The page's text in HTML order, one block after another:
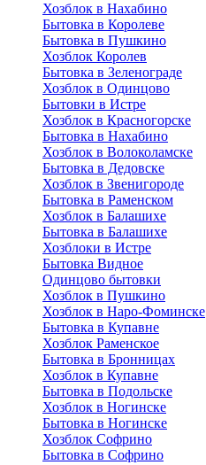
Хозблок в Нахабино
Бытовка в Королеве
Бытовкa в Пушкино
Хозблок Королев
Бытовка в Зеленограде
Хозблок в Одинцово
Бытовки в Истре
Хозблок в Красногорске
Бытовка в Нахабино
Хозблок в Волоколамске
Бытовкa в Дедовске
Хозблок в Звенигороде
Бытовка в Раменском
Хозблок в Балашихе
Бытовкa в Балашихе
Хозблоки в Истре
Бытовка Видное
Одинцово бытовки
Хозблок в Пушкино
Хозблок в Наро-Фоминске
Бытовка в Купавне
Хозблок Раменское
Бытовка в Бронницах
Хозблок в Купавне
Бытовка в Подольске
Хозблок в Ногинске
Бытовка в Ногинске
Хозблок Софрино
Бытовка в Софрино